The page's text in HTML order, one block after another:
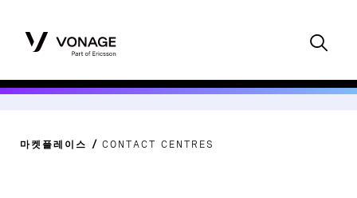
마켓플레이스 CONTACT CENTRES